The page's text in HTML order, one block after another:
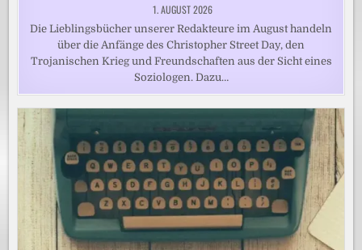
1. AUGUST 2026
Die Lieblingsbücher unserer Redakteure im August handeln
über die Anfänge des Christopher Street Day, den
Trojanischen Krieg und Freundschaften aus der Sicht eines
Soziologen. Dazu…